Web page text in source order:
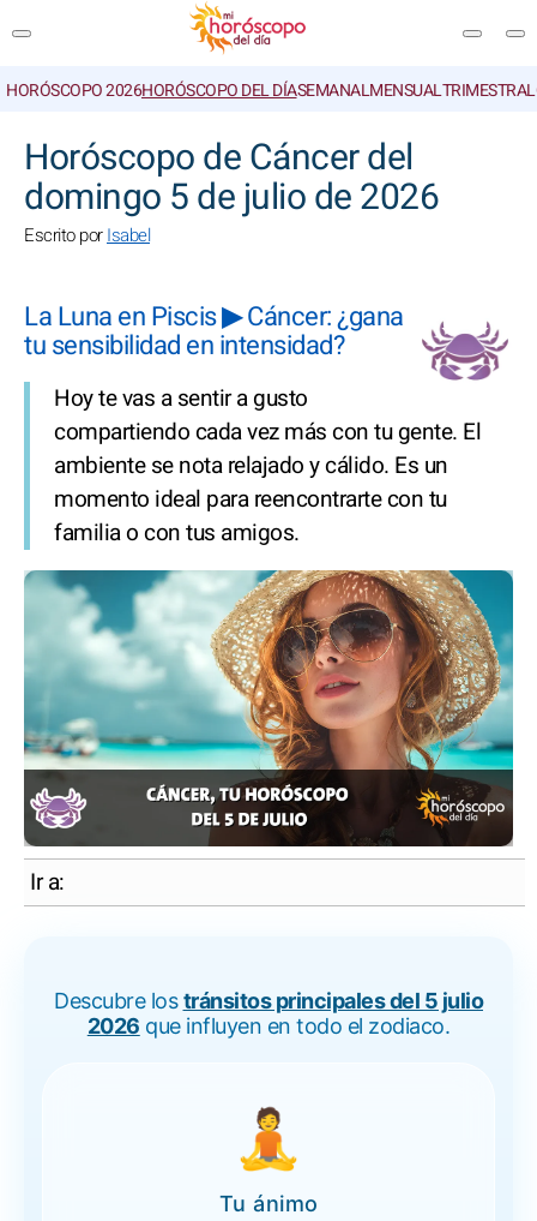
HORÓSCOPO 2026HORÓSCOPO DEL DÍASEMANALMENSUALTRIMESTRAL
Horóscopo de Cáncer del
domingo 5 de julio de 2026
Escrito porIsabel
La Luna en Piscis ▶ Cáncer: ¿gana
tu sensibilidad en intensidad?
Hoy te vas a sentir a gusto
compartiendo cada vez más con tu gente. El
ambiente se nota relajado y cálido. Es un
momento ideal para reencontrarte con tu
familia o con tus amigos.
Ir a:
Descubre lostránsitos principales del 5 julio
2026 que influyen en todo el zodiaco.
🧘
Tu ánimo